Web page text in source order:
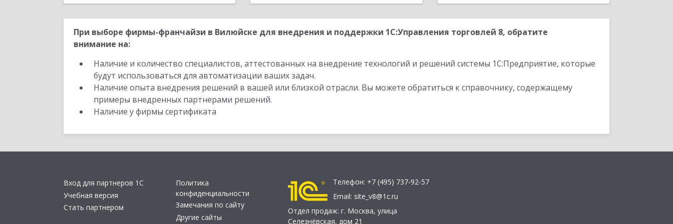
При выборе фирмы-франчайзи в Вилюйске для внедрения и поддержки 1С:Управления торговлей 8, обратите
внимание на:
Наличие и количество специалистов, аттестованных на внедрение технологий и решений системы 1С:Предприятие, которые
будут использоваться для автоматизации ваших задач.
Наличие опыта внедрения решений в вашей или близкой отрасли. Вы можете обратиться к справочнику, содержащему
примеры внедренных партнерами решений.
Наличие у фирмы сертификата
Вход для партнеров 1С
Учебная версия
Стать партнером
Политика
конфиденциальности
Замечания по сайту
Другие сайты
Телефон: +7 (495) 737-92-57
Email: site_v8@1c.ru
Отдел продаж: г. Москва, улица
Селезнёвская, дом 21